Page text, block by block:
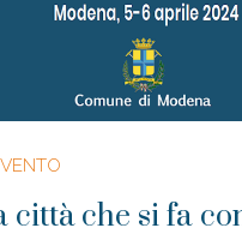
città che si fa